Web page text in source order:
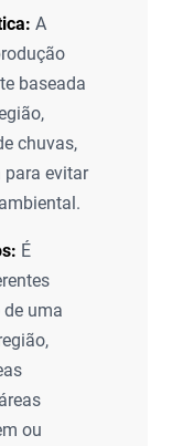
A
baseada
chuvas,
para evitar
É
uma
ou